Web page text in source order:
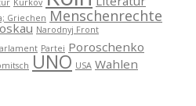
Kurkov
Griechen Menschenrechte
Narodnyj Front
Partei Poroschenko
UNO USA Wahlen